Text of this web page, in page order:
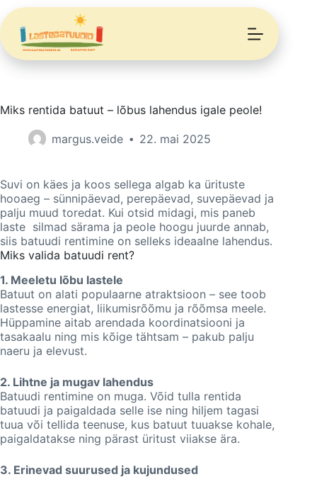
Miks rentida batuut – lõbus lahendus igale peole!
margus.veide 22. mai 2025
Suvi on käes ja koos sellega algab ka ürituste
hooaeg – sünnipäevad, perepäevad, suvepäevad ja
palju muud toredat. Kui otsid midagi, mis paneb
laste silmad särama ja peole hoogu juurde annab,
siis batuudi rentimine on selleks ideaalne lahendus.
Miks valida batuudi rent?
1. Meeletu lõbu lastele
Batuut on alati populaarne atraktsioon – see toob
lastesse energiat, liikumisrõõmu ja rõõmsa meele.
Hüppamine aitab arendada koordinatsiooni ja
tasakaalu ning mis kõige tähtsam – pakub palju
naeru ja elevust.
2. Lihtne ja mugav lahendus
Batuudi rentimine on muga. Võid tulla rentida
batuudi ja paigaldada selle ise ning hiljem tagasi
tuua või tellida teenuse, kus batuut tuuakse kohale,
paigaldatakse ning pärast üritust viiakse ära.
3. Erinevad suurused ja kujundused